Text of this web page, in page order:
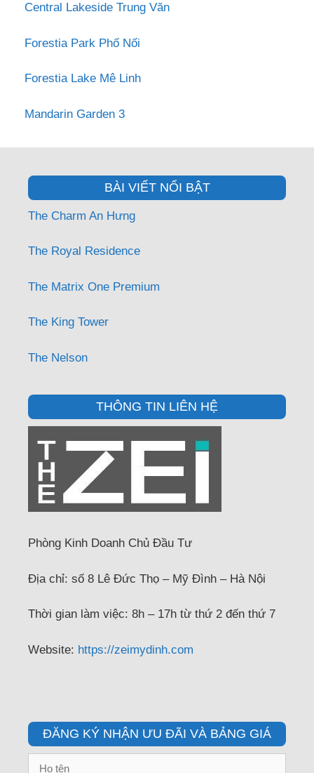
Central Lakeside Trung Văn
Forestia Park Phố Nối
Forestia Lake Mê Linh
Mandarin Garden 3
BÀI VIẾT NỔI BẬT
The Charm An Hưng
The Royal Residence
The Matrix One Premium
The King Tower
The Nelson
THÔNG TIN LIÊN HỆ
Phòng Kinh Doanh Chủ Đầu Tư
Địa chỉ: số 8 Lê Đức Thọ – Mỹ Đình – Hà Nội
Thời gian làm việc: 8h – 17h từ thứ 2 đến thứ 7
Website: https://zeimydinh.com
ĐĂNG KÝ NHẬN ƯU ĐÃI VÀ BẢNG GIÁ